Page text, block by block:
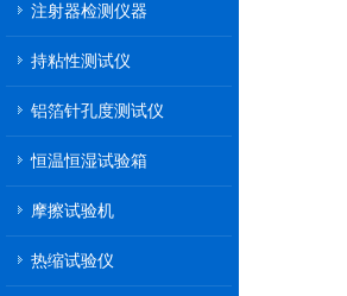
注射器检测仪器
持粘性测试仪
铝箔针孔度测试仪
恒温恒湿试验箱
摩擦试验机
热缩试验仪